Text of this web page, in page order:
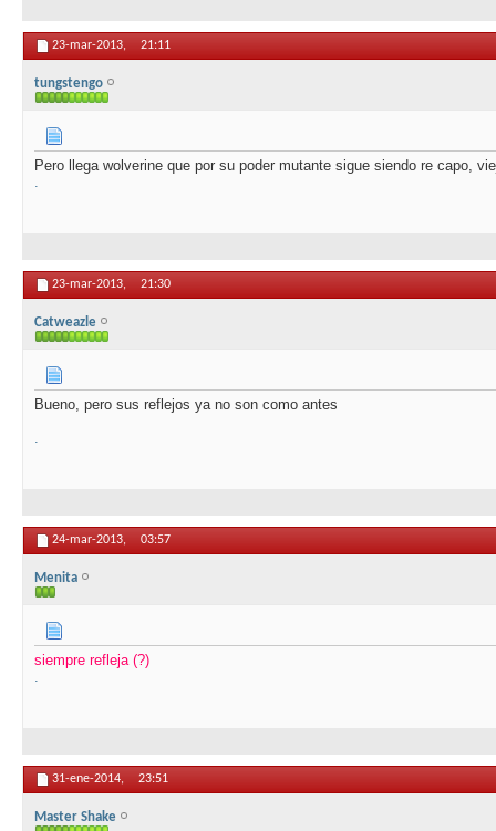
23-mar-2013, 21:11
tungstengo
Pero llega wolverine que por su poder mutante sigue siendo re capo,
.
23-mar-2013, 21:30
Catweazle
Bueno, pero sus reflejos ya no son como antes
.
24-mar-2013, 03:57
Menita
siempre refleja (?)
.
31-ene-2014, 23:51
Master Shake